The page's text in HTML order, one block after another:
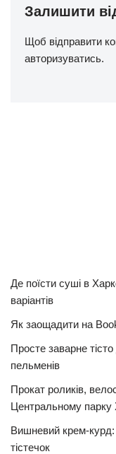
Залишити
Щоб відправити
авторизуватись.
Де поїсти суші в
варіантів
Як заощадити на
Просте заварне
пельменів
Прокат роликів,
Центральному парку
Вишневий крем-курд:
тістечок